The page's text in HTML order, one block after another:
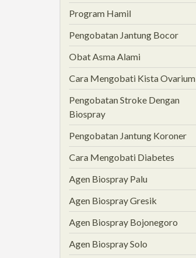
Program Hamil
Pengobatan Jantung Bocor
Obat Asma Alami
Cara Mengobati Kista Ovarium
Pengobatan Stroke Dengan
Biospray
Pengobatan Jantung Koroner
Cara Mengobati Diabetes
Agen Biospray Palu
Agen Biospray Gresik
Agen Biospray Bojonegoro
Agen Biospray Solo